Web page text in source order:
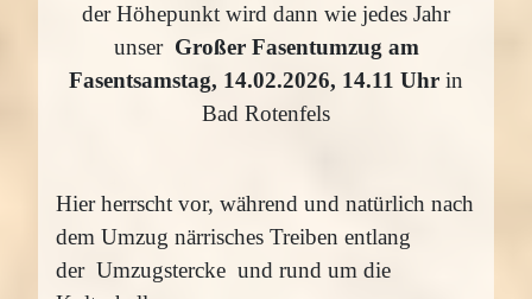
der Höhepunkt wird dann wie jedes Jahr
unser Großer Fasentumzug am
Fasentsamstag, 14.02.2026, 14.11 Uhr in
Bad Rotenfels
Hier herrscht vor, während und natürlich nach
dem Umzug närrisches Treiben entlang
der Umzugstercke und rund um die